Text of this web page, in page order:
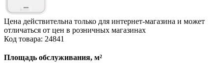
Цена действительна только для интернет-магазина и может
отличаться от цен в розничных магазинах
Код товара: 24841
Площадь обслуживания, м²